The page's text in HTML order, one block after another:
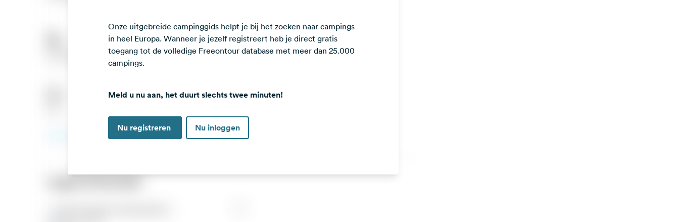
Onze uitgebreide campinggids helpt je bij het zoeken naar campings
in heel Europa. Wanneer je jezelf registreert heb je direct gratis
toegang tot de volledige Freeontour database met meer dan 25.000
campings.
Meld u nu aan, het duurt slechts twee minuten!
Nu registreren Nu inloggen